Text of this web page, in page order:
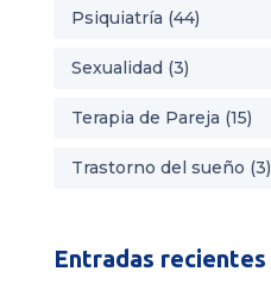
Psiquiatría (44)
Sexualidad (3)
Terapia de Pareja (15)
Trastorno del sueño (3)
Entradas recientes